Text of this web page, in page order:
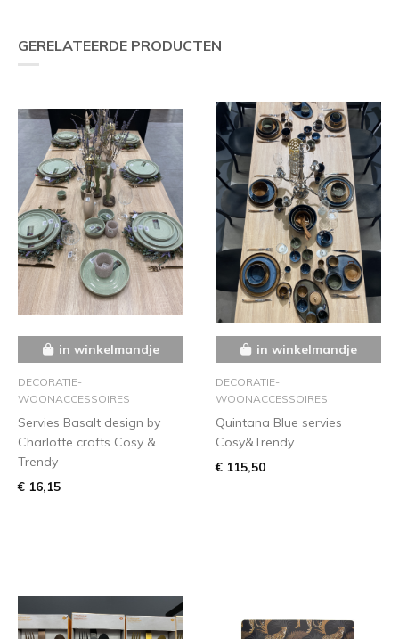
GERELATEERDE PRODUCTEN
in winkelmandje
DECORATIE-
WOONACCESSOIRES
Servies Basalt design by
Charlotte crafts Cosy &
Trendy
€ 16,15
in winkelmandje
DECORATIE-
WOONACCESSOIRES
Quintana Blue servies
Cosy&Trendy
€ 115,50